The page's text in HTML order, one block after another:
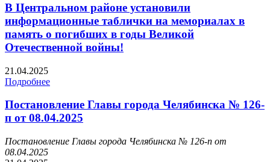
В Центральном районе установили
информационные таблички на мемориалах в
память о погибших в годы Великой
Отечественной войны!
21.04.2025
Подробнее
Постановление Главы города Челябинска № 126-
п от 08.04.2025
Постановление Главы города Челябинска № 126-п от
08.04.2025